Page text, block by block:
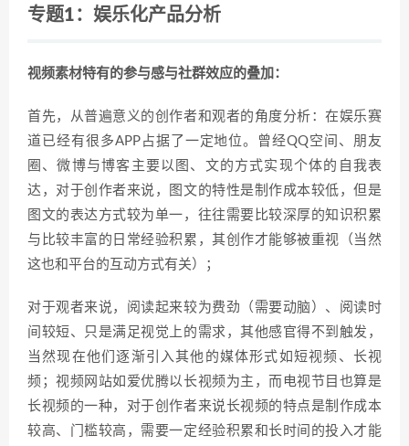
专题1：娱乐化产品分析
视频素材特有的参与感与社群效应的叠加：
首先，从普遍意义的创作者和观者的角度分析：在娱乐赛
道已经有很多APP占据了一定地位。曾经QQ空间、朋友
圈、微博与博客主要以图、文的方式实现个体的自我表
达，对于创作者来说，图文的特性是制作成本较低，但是
图文的表达方式较为单一，往往需要比较深厚的知识积累
与比较丰富的日常经验积累，其创作才能够被重视（当然
这也和平台的互动方式有关）；
对于观者来说，阅读起来较为费劲（需要动脑）、阅读时
间较短、只是满足视觉上的需求，其他感官得不到触发，
当然现在他们逐渐引入其他的媒体形式如短视频、长视
频；视频网站如爱优腾以长视频为主，而电视节目也算是
长视频的一种，对于创作者来说长视频的特点是制作成本
较高、门槛较高，需要一定经验积累和长时间的投入才能